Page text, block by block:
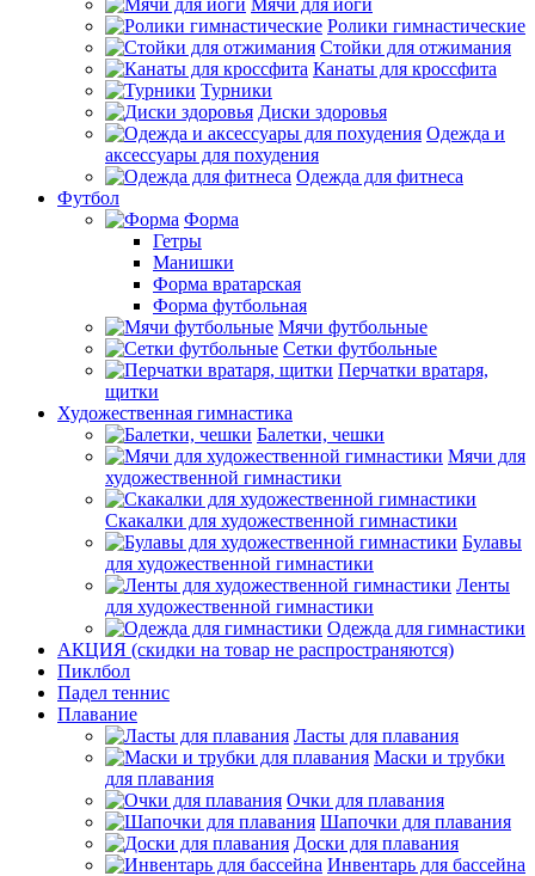
Мячи для йоги
Ролики гимнастические
Стойки для отжимания
Канаты для кроссфита
Турники
Диски здоровья
Одежда и
аксессуары для похудения
Одежда для фитнеса
Футбол
Форма
Гетры
Манишки
Форма вратарская
Форма футбольная
Мячи футбольные
Сетки футбольные
Перчатки вратаря,
щитки
Художественная гимнастика
Балетки, чешки
Мячи для
художественной гимнастики
Скакалки для художественной гимнастики
Булавы
для художественной гимнастики
Ленты
для художественной гимнастики
Одежда для гимнастики
АКЦИЯ (скидки на товар не распространяются)
Пиклбол
Падел теннис
Плавание
Ласты для плавания
Маски и трубки
для плавания
Очки для плавания
Шапочки для плавания
Доски для плавания
Инвентарь для бассейна